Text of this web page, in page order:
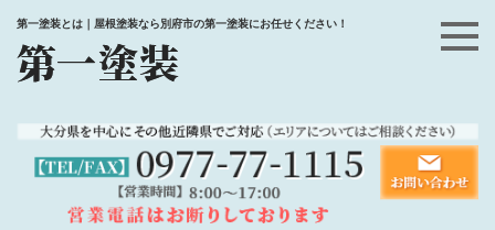
第一塗装とは｜屋根塗装なら別府市の第一塗装にお任せください！